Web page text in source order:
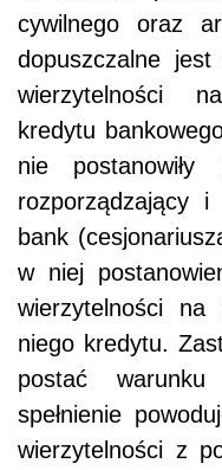
cywilnego oraz
dopuszczalne
wierzytelności
kredytu
nie postanowiły
rozporządzający
bank
w niej
wierzytelności na
niego kredytu.
postać warunku
spełnienie
wierzytelności z